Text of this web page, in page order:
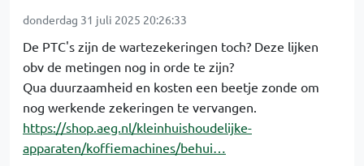
donderdag 31 juli 2025 20:26:33
De PTC's zijn de wartezekeringen toch? Deze lijken
obv de metingen nog in orde te zijn?
Qua duurzaamheid en kosten een beetje zonde om
nog werkende zekeringen te vervangen.
https://shop.aeg.nl/kleinhuishoudelijke-
apparaten/koffiemachines/behui…